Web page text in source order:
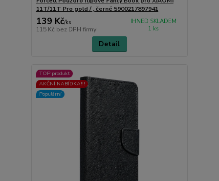
11T/11T Pro gold / , černé 5900217897941
139 Kč/ks
115 Kč bez DPH firmy
IHNED SKLADEM
1 ks
Detail
TOP produkt
AKČNÍ NABÍDKA!!!
Populární